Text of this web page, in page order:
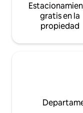
gratis en la
propiedad